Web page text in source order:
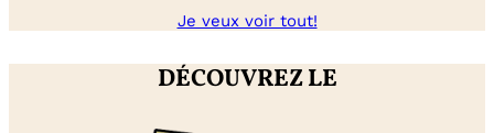
Je veux voir tout!
DÉCOUVREZ LE